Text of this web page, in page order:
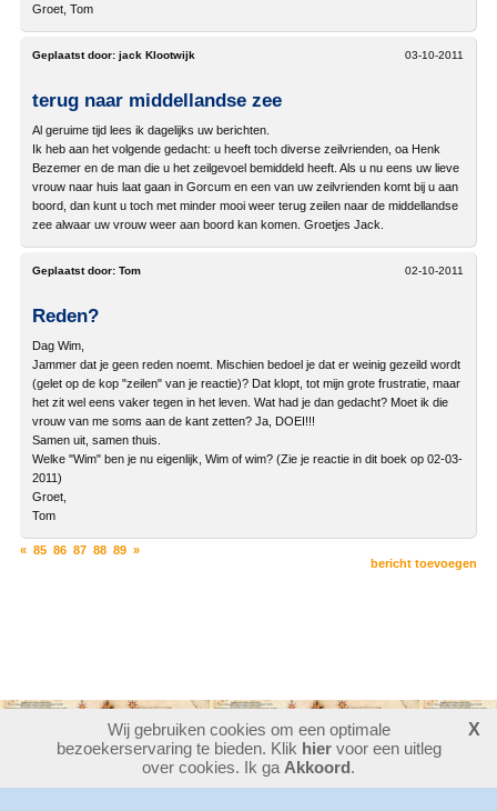
Groet, Tom
03-10-2011
Geplaatst door: jack Klootwijk
terug naar middellandse zee
Al geruime tijd lees ik dagelijks uw berichten.
Ik heb aan het volgende gedacht: u heeft toch diverse zeilvrienden, oa Henk
Bezemer en de man die u het zeilgevoel bemiddeld heeft. Als u nu eens uw lieve
vrouw naar huis laat gaan in Gorcum en een van uw zeilvrienden komt bij u aan
boord, dan kunt u toch met minder mooi weer terug zeilen naar de middellandse
zee alwaar uw vrouw weer aan boord kan komen. Groetjes Jack.
02-10-2011
Geplaatst door: Tom
Reden?
Dag Wim,
Jammer dat je geen reden noemt. Mischien bedoel je dat er weinig gezeild wordt
(gelet op de kop "zeilen" van je reactie)? Dat klopt, tot mijn grote frustratie, maar
het zit wel eens vaker tegen in het leven. Wat had je dan gedacht? Moet ik die
vrouw van me soms aan de kant zetten? Ja, DOEI!!!
Samen uit, samen thuis.
Welke "Wim" ben je nu eigenlijk, Wim of wim? (Zie je reactie in dit boek op 02-03-
2011)
Groet,
Tom
« 85 86 87 88 89 »
bericht toevoegen
30382490bezoekers - 7 online
login
Wij gebruiken cookies om een optimale
bezoekerservaring te bieden. Klik hiervoor een uitleg
over cookies. Ik ga Akkoord.
X